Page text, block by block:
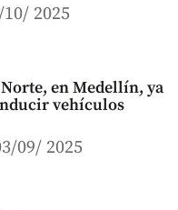
2025
en Medellín, ya
vehículos
09/ 2025